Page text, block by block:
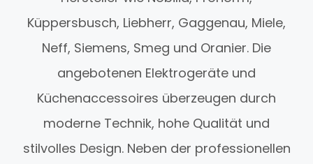
Küppersbusch, Liebherr, Gaggenau, Miele,
Neff, Siemens, Smeg und Oranier. Die
angebotenen Elektrogeräte und
Küchenaccessoires überzeugen durch
moderne Technik, hohe Qualität und
stilvolles Design. Neben der professionellen